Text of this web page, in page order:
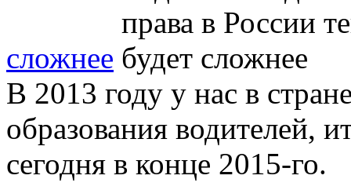
сложнее
В 2013 году у нас в
образования водителей,
сегодня в конце 2015-го.